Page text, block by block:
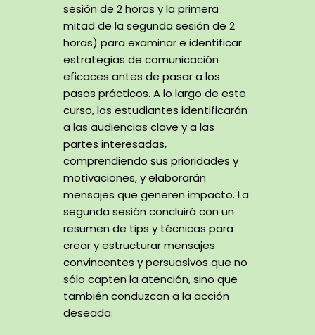
sesión de 2 horas y la primera
mitad de la segunda sesión de 2
horas) para examinar e identificar
estrategias de comunicación
eficaces antes de pasar a los
pasos prácticos. A lo largo de este
curso, los estudiantes identificarán
a las audiencias clave y a las
partes interesadas,
comprendiendo sus prioridades y
motivaciones, y elaborarán
mensajes que generen impacto. La
segunda sesión concluirá con un
resumen de tips y técnicas para
crear y estructurar mensajes
convincentes y persuasivos que no
sólo capten la atención, sino que
también conduzcan a la acción
deseada.